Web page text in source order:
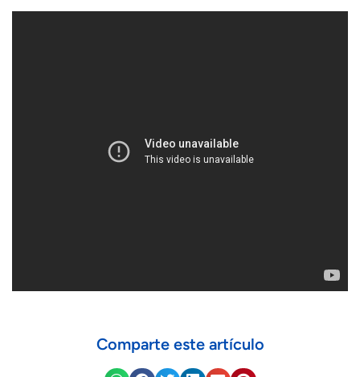
Comparte este artículo